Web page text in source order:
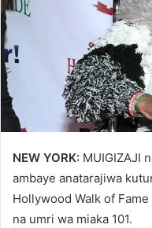
NEW YORK: MUIGIZAJI
ambaye anatarajiwa
Hollywood Walk of
na umri wa miaka 101.